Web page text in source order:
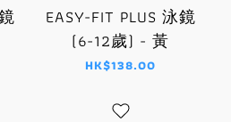
EASY-FIT PLUS 泳鏡
(6-12歲) - 黃
HK$138.00